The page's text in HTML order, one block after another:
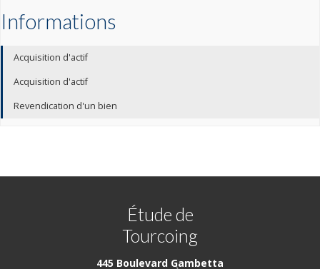
Informations
Acquisition d'actif
Acquisition d'actif
Revendication d'un bien
Étude de
Tourcoing
445 Boulevard Gambetta